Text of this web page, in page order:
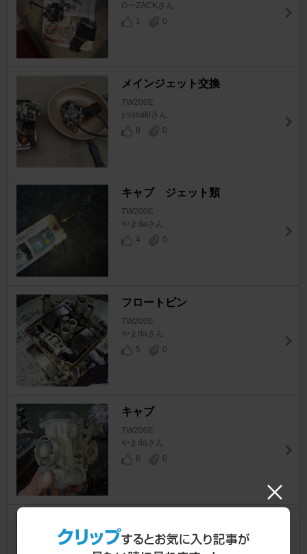
OーZACKさん
1
0
メインジェット交換
TW200E
y.sasakiさん
8
0
キャブ ジェット類
TW200E
やまdaさん
4
0
フロートピン
TW200E
やまdaさん
5
0
キャブ
TW200E
やまdaさん
6
0
(9,285km+8,000km)